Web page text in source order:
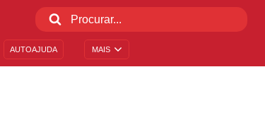
MAIS
AUTOAJUDA